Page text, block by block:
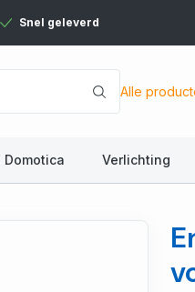
Snel geleverd
Alle
Domotica Verlichting